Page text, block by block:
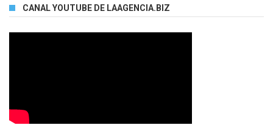
CANAL YOUTUBE DE LAAGENCIA.BIZ